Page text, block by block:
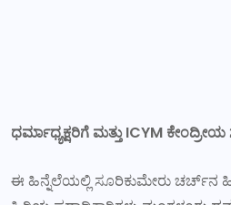
ಧರ್ಮಾಧ್ಯಕ್ಷರಿಗೆ ಮತ್ತು ICYM
ಈ ಹಿನ್ನೆಲೆಯಲ್ಲಿ ಸೂರಿಕುಮೇರು